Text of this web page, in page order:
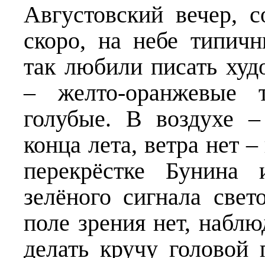
Августовский
скоро, на небе
так любили писать
– желто-оранжевые
голубые. В воздухе
конца лета, ветра нет
перекрёстке
зелёного сигнала
поле зрения нет,
делать кручу